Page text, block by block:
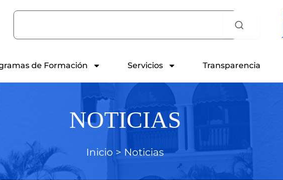
Search
de Formación Servicios Transparencia
NOTICIAS
Inicio > Noticias